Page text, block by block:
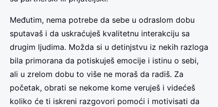
Međutim, nema potrebe da sebe u odraslom dobu
sputavaš i da uskraćuješ kvalitetnu interakciju sa
drugim ljudima. Možda si u detinjstvu iz nekih razloga
bila primorana da potiskuješ emocije i istinu o sebi,
ali u zrelom dobu to više ne moraš da radiš. Za
početak, obrati se nekome kome veruješ i videćeš
koliko će ti iskreni razgovori pomoći i motivisati da